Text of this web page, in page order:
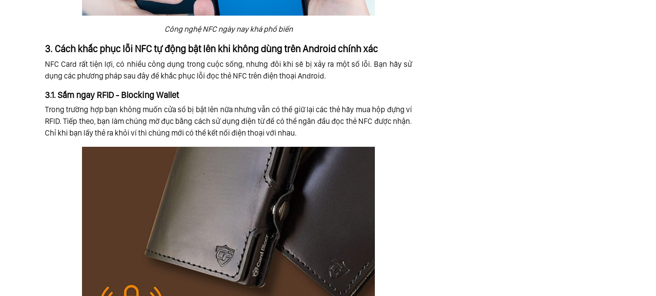
Công nghệ NFC ngày nay khá phổ biến
3. Cách khắc phục lỗi NFC tự động bật lên khi không dùng trên Android chính xác
NFC Card rất tiện lợi, có nhiều công dụng trong cuộc sống, nhưng đôi khi sẽ bị xảy ra một số lỗi. Bạn hãy sử
dụng các phương pháp sau đây để khắc phục lỗi đọc thẻ NFC trên điện thoại Android.
3.1. Sắm ngay RFID - Blocking Wallet
Trong trường hợp bạn không muốn cửa sổ bị bật lên nữa nhưng vẫn có thể giữ lại các thẻ hãy mua hộp đựng ví
RFID. Tiếp theo, bạn làm chúng mờ đục bằng cách sử dụng điện từ để có thể ngăn đầu đọc thẻ NFC được nhận.
Chỉ khi bạn lấy thẻ ra khỏi ví thì chúng mới có thể kết nối điện thoại với nhau.